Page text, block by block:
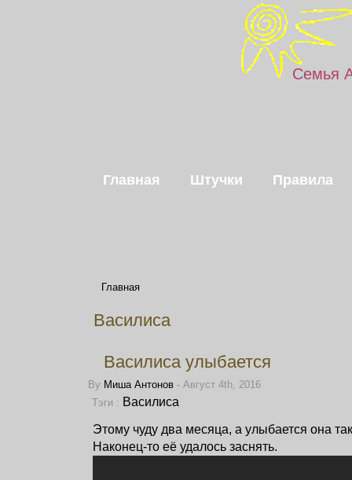
Семья
Главная Штучки Правила
Главная
Василиса
Василиса улыбается
By Миша Антонов - Август 4th, 2016
Тэги : Василиса
Этому чуду два месяца, а улыбается она
Наконец-то её удалось заснять.